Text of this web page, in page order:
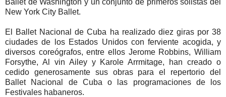
New York City Ballet.
El Ballet Nacional de Cuba ha realizado diez giras por 38
ciudades de los Estados Unidos con ferviente acogida, y
diversos coreógrafos, entre ellos Jerome Robbins, William
Forsythe, Al vin Ailey y Karole Arrmitage, han creado o
cedido generosamente sus obras para el repertorio del
Ballet Nacional de Cuba o las programaciones de los
Festivales habaneros.